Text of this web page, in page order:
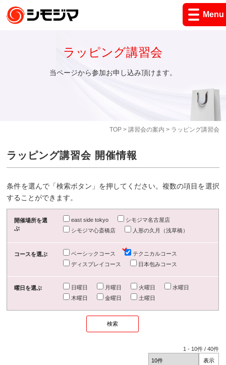
Menu
TOP> 講習会の案内 > ラッピング講習会
ラッピング講習会
当ページから参加お申し込み頂けます。
ラッピング講習会 開催情報
条件を選んで「検索ボタン」を押してください。複数の項目を選択
することができます。
開催場所を選
ぶ
east side tokyo
シモジマ名古屋店
シモジマ心斎橋店
人形の久月（浅草橋）
コースを選ぶ ベーシックコース
テクニカルコース
ディスプレイコース
日本包みコース
曜日を選ぶ 日曜日 月曜日 火曜日
水曜日
木曜日
金曜日 土曜日
1 - 10件 /40件